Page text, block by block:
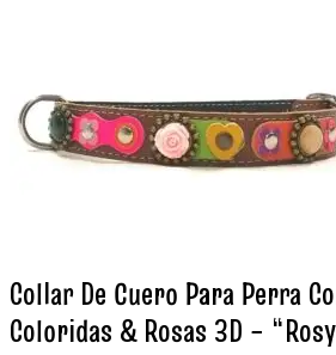
Collar De Cuero Para Perra
Coloridas & Rosas 3D –